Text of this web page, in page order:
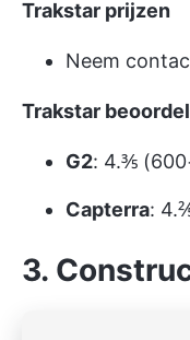
Trakstar prijzen
Neem
Trakstar
G2: 4.⅗
Capterra:
3.